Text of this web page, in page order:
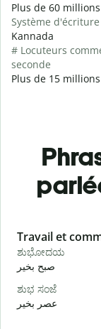
Plus de 60 millions
Système
Kannada
# Locuteurs
seconde
Plus de 15 millions
Slide 1 of 6
Travail et
ಶುಭೋದಯ
صبح بخیر
ಶುಭ ಸಂಜೆ
عصر بخیر